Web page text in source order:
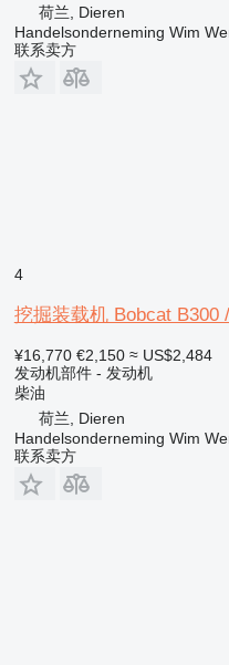
荷兰, Dieren
Handelsonderneming Wim
联系卖方
4
挖掘装载机 Bobcat B300
¥16,770 €2,150 ≈ US$2,484
发动机部件 - 发动机
柴油
荷兰, Dieren
Handelsonderneming Wim
联系卖方